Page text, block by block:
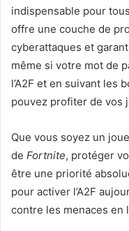
indispensable pour
offre une couche de
cyberattaques et
même si votre mot de
l’A2F et en suivant les
pouvez profiter de vos
Que vous soyez un
de Fortnite, protéger
être une priorité
pour activer l’A2F
contre les menaces en